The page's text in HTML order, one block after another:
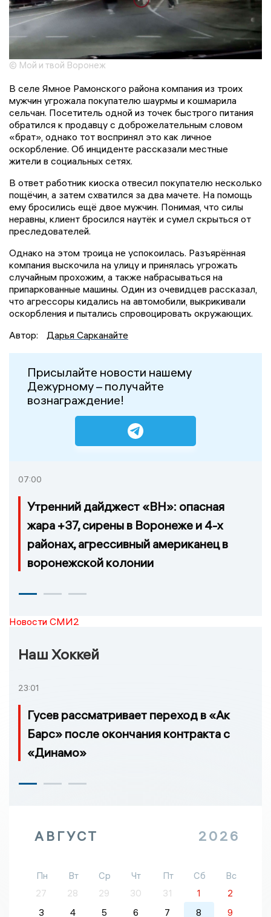
© Мой и твой Воронеж
В селе Ямное Рамонского района компания из троих
мужчин угрожала покупателю шаурмы и кошмарила
сельчан. Посетитель одной из точек быстрого питания
обратился к продавцу с доброжелательным словом
«брат», однако тот воспринял это как личное
оскорбление. Об инциденте рассказали местные
жители в социальных сетях.
В ответ работник киоска отвесил покупателю несколько
пощёчин, а затем схватился за два мачете. На помощь
ему бросились ещё двое мужчин. Понимая, что силы
неравны, клиент бросился наутёк и сумел скрыться от
преследователей.
Однако на этом троица не успокоилась. Разъярённая
компания выскочила на улицу и принялась угрожать
случайным прохожим, а также набрасываться на
припаркованные машины. Один из очевидцев рассказал,
что агрессоры кидались на автомобили, выкрикивали
оскорбления и пытались спровоцировать окружающих.
Автор:
Дарья Сарканайте
Присылайте новости нашему
Дежурному – получайте
вознаграждение!
07:00
Утренний дайджест «ВН»: опасная
жара +37, сирены в Воронеже и 4-х
районах, агрессивный американец в
воронежской колонии
Новости СМИ2
Наш Хоккей
23:01
Гусев рассматривает переход в «Ак
Барс» после окончания контракта с
«Динамо»
АВГУСТ 2026
Пн Вт Ср Чт Пт Сб
Вс
27
28 29 30 31 1
2
3
4 5 6 7 8 9